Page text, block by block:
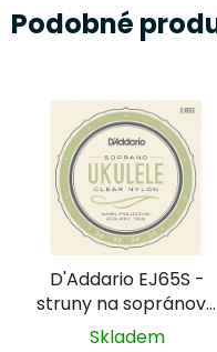
Podobné
D'Addario EJ65S -
struny na sopránové
ukulele
Skladem